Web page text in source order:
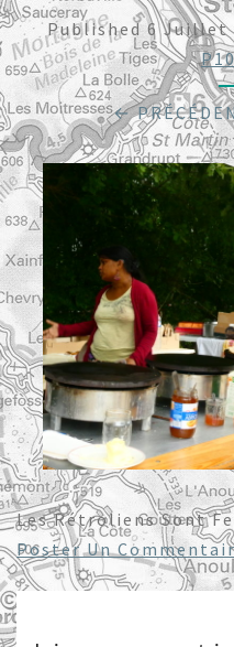
Published 6 Juillet
←
Les Rétroliens Sont
Poster Un